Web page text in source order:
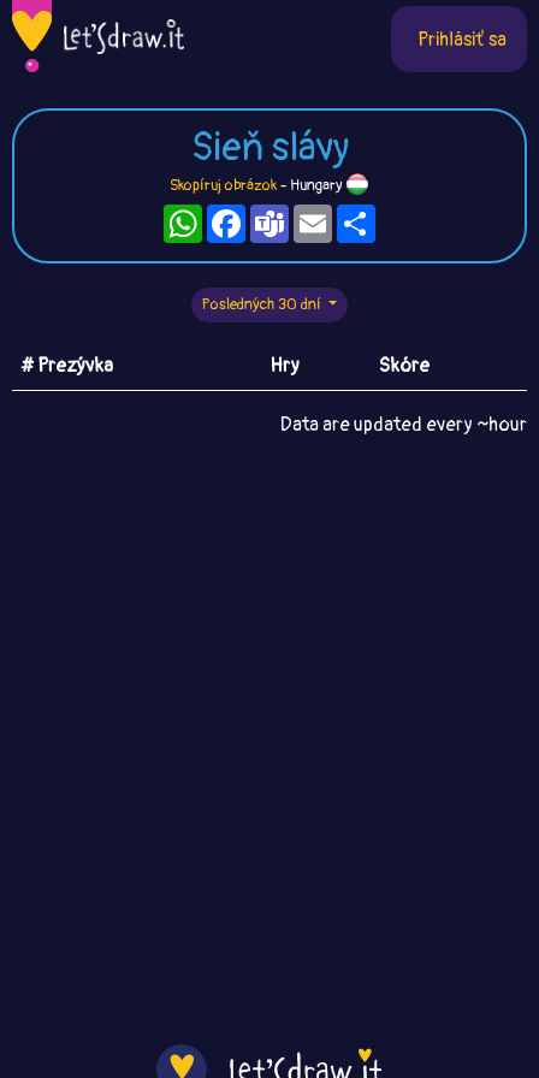
Prihlásiť sa
Sieň slávy
Skopíruj obrázok- Hungary
WhatsAppFacebook
TeamsEmail
Posledných 30 dní
# Prezývka Hry Skóre
Data are updated every ~hour